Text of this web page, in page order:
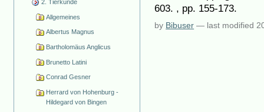
2. Tierkunde
Allgemeines
Albertus Magnus
Bartholomäus Anglicus
Brunetto Latini
Conrad Gesner
Herrard von Hohenburg -
Hildegard von Bingen
603. , pp. 155-173.
by Bibuser — last modified